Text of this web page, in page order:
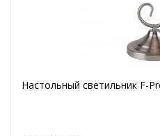
Настольный светильник F-